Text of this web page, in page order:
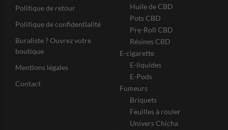
Politique de retour
Politique de confidentialité
Buraliste ? Ouvrez votre
boutique
Mentions légales
Contact
Huile de CBD
Pots CBD
Pre-Roll CBD
Résines CBD
E-cigarette
E-liquides
E-Pods
Fumeurs
Briquets
Feuilles à rouler
Univers Chicha